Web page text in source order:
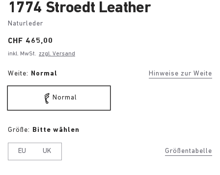
1774 Stroedt Leather
Naturleder
Price:
CHF 465,00
inkl. MwSt. zzgl. Versand
Weite: Normal Hinweise zur Weite
Normal
Größentabelle
Größe: Bitte wählen
EU UK